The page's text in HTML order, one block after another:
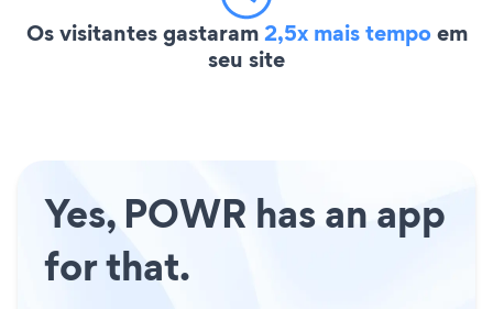
Os visitantes gastaram2,5x mais tempoem
seu site
Yes, POWR has an app
for that.